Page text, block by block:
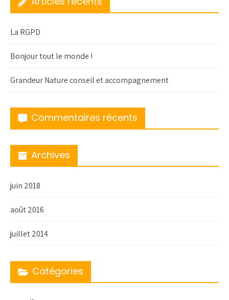
La RGPD
Bonjour tout le monde !
Grandeur Nature conseil et accompagnement
Commentaires récents
Archives
juin 2018
août 2016
juillet 2014
Catégories